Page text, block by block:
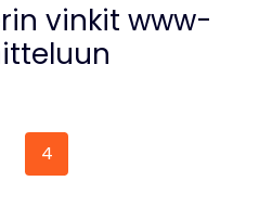
vinkit www-
4